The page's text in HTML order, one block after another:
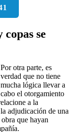
copas se
Por otra parte, es
verdad que no tiene
mucha lógica llevar a
cabo el otorgamiento
a la
adjudicación de una
que hayan